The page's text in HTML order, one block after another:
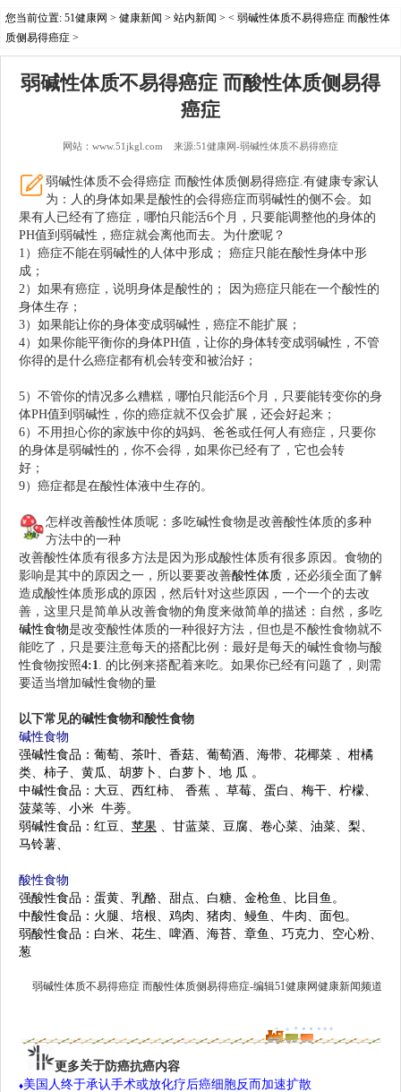
您当前位置: 51健康网 > 健康新闻 > 站内新闻 > < 弱碱性体质不易得癌症 而酸性体
质侧易得癌症 >
弱碱性体质不易得癌症 而酸性体质侧易得
癌症
网站：www.51jkgl.com 来源:51健康网-弱碱性体质不易得癌症
弱碱性体质不会得癌症 而酸性体质侧易得癌症.有健康专家认
为 ：人的身体如果是酸性的会得癌症而弱碱性的侧不会。如
果有人已经有了癌症，哪怕只能活6个月，只要能调整他的身体的
PH值到弱碱性，癌症就会离他而去。为什麽呢？
1）癌症不能在弱碱性的人体中形成； 癌症只能在酸性身体中形
成；
2）如果有癌症，说明身体是酸性的； 因为癌症只能在一个酸性的
身体生存；
3）如果能让你的身体变成弱碱性，癌症不能扩展；
4）如果你能平衡你的身体PH值，让你的身体转变成弱碱性，不管
你得的是什么癌症都有机会转变和被治好；
5）不管你的情况多么糟糕，哪怕只能活6个月，只要能转变你的身
体PH值到弱碱性，你的癌症就不仅会扩展，还会好起来；
6）不用担心你的家族中你的妈妈、爸爸或任何人有癌症，只要你
的身体是弱碱性的，你不会得，如果你已经有了，它也会转
好；
9）癌症都是在酸性体液中生存的。
怎样改善酸性体质呢：多吃碱性食物是改善酸性体质的多种
方法中的一种
改善酸性体质有很多方法是因为形成酸性体质有很多原因。食物的
影响是其中的原因之一，所以要要改善酸性体质 ，还必须全面了解
造成酸性体质形成的原因 ， 然后针对这些原因，一个一个的去改
善，这里只是简单从改善食物的角度来做简单的描述：自然，多吃
碱性食物是改变酸性体质的一种很好方法，但也是不酸性食物就不
能吃了，只是要注意每天的搭配比例：最好是每天的碱性食物与酸
性食物按照4:1. 的比例来搭配着来吃。如果你已经有问题了，则需
要适当增加碱性食物的量
以下常见的碱性食物和酸性食物
碱性食物
强碱性食品： 葡萄、茶叶、香菇、 葡萄酒、 海带、 花椰菜 、 柑橘
类、柿子、黄瓜、 胡萝卜 、 白萝卜 、 地 瓜 。
中碱性食品： 大豆、 西红柿、 香蕉 、草莓、蛋白、梅干、柠檬、
菠菜等、 小米 牛蒡。
弱碱性食品：红豆、 苹果 、 甘蓝菜、豆腐、 卷心菜、油菜、 梨、
马铃薯、
酸性食物
强酸性食品：蛋黄、乳酪、甜点、白糖、金枪鱼、比目鱼。
中酸性食品：火腿、培根、 鸡肉、 猪肉、鳗鱼、 牛肉、面包。
弱酸性食品： 白米、 花生、啤酒、海苔、 章鱼 、巧克力、空心粉、
葱
弱碱性体质不易得癌症 而酸性体质侧易得癌症-编辑51健康网健康新闻频道
更多关于防癌抗癌内容
♦美国人终于承认手术或放化疗后癌细胞反而加速扩散